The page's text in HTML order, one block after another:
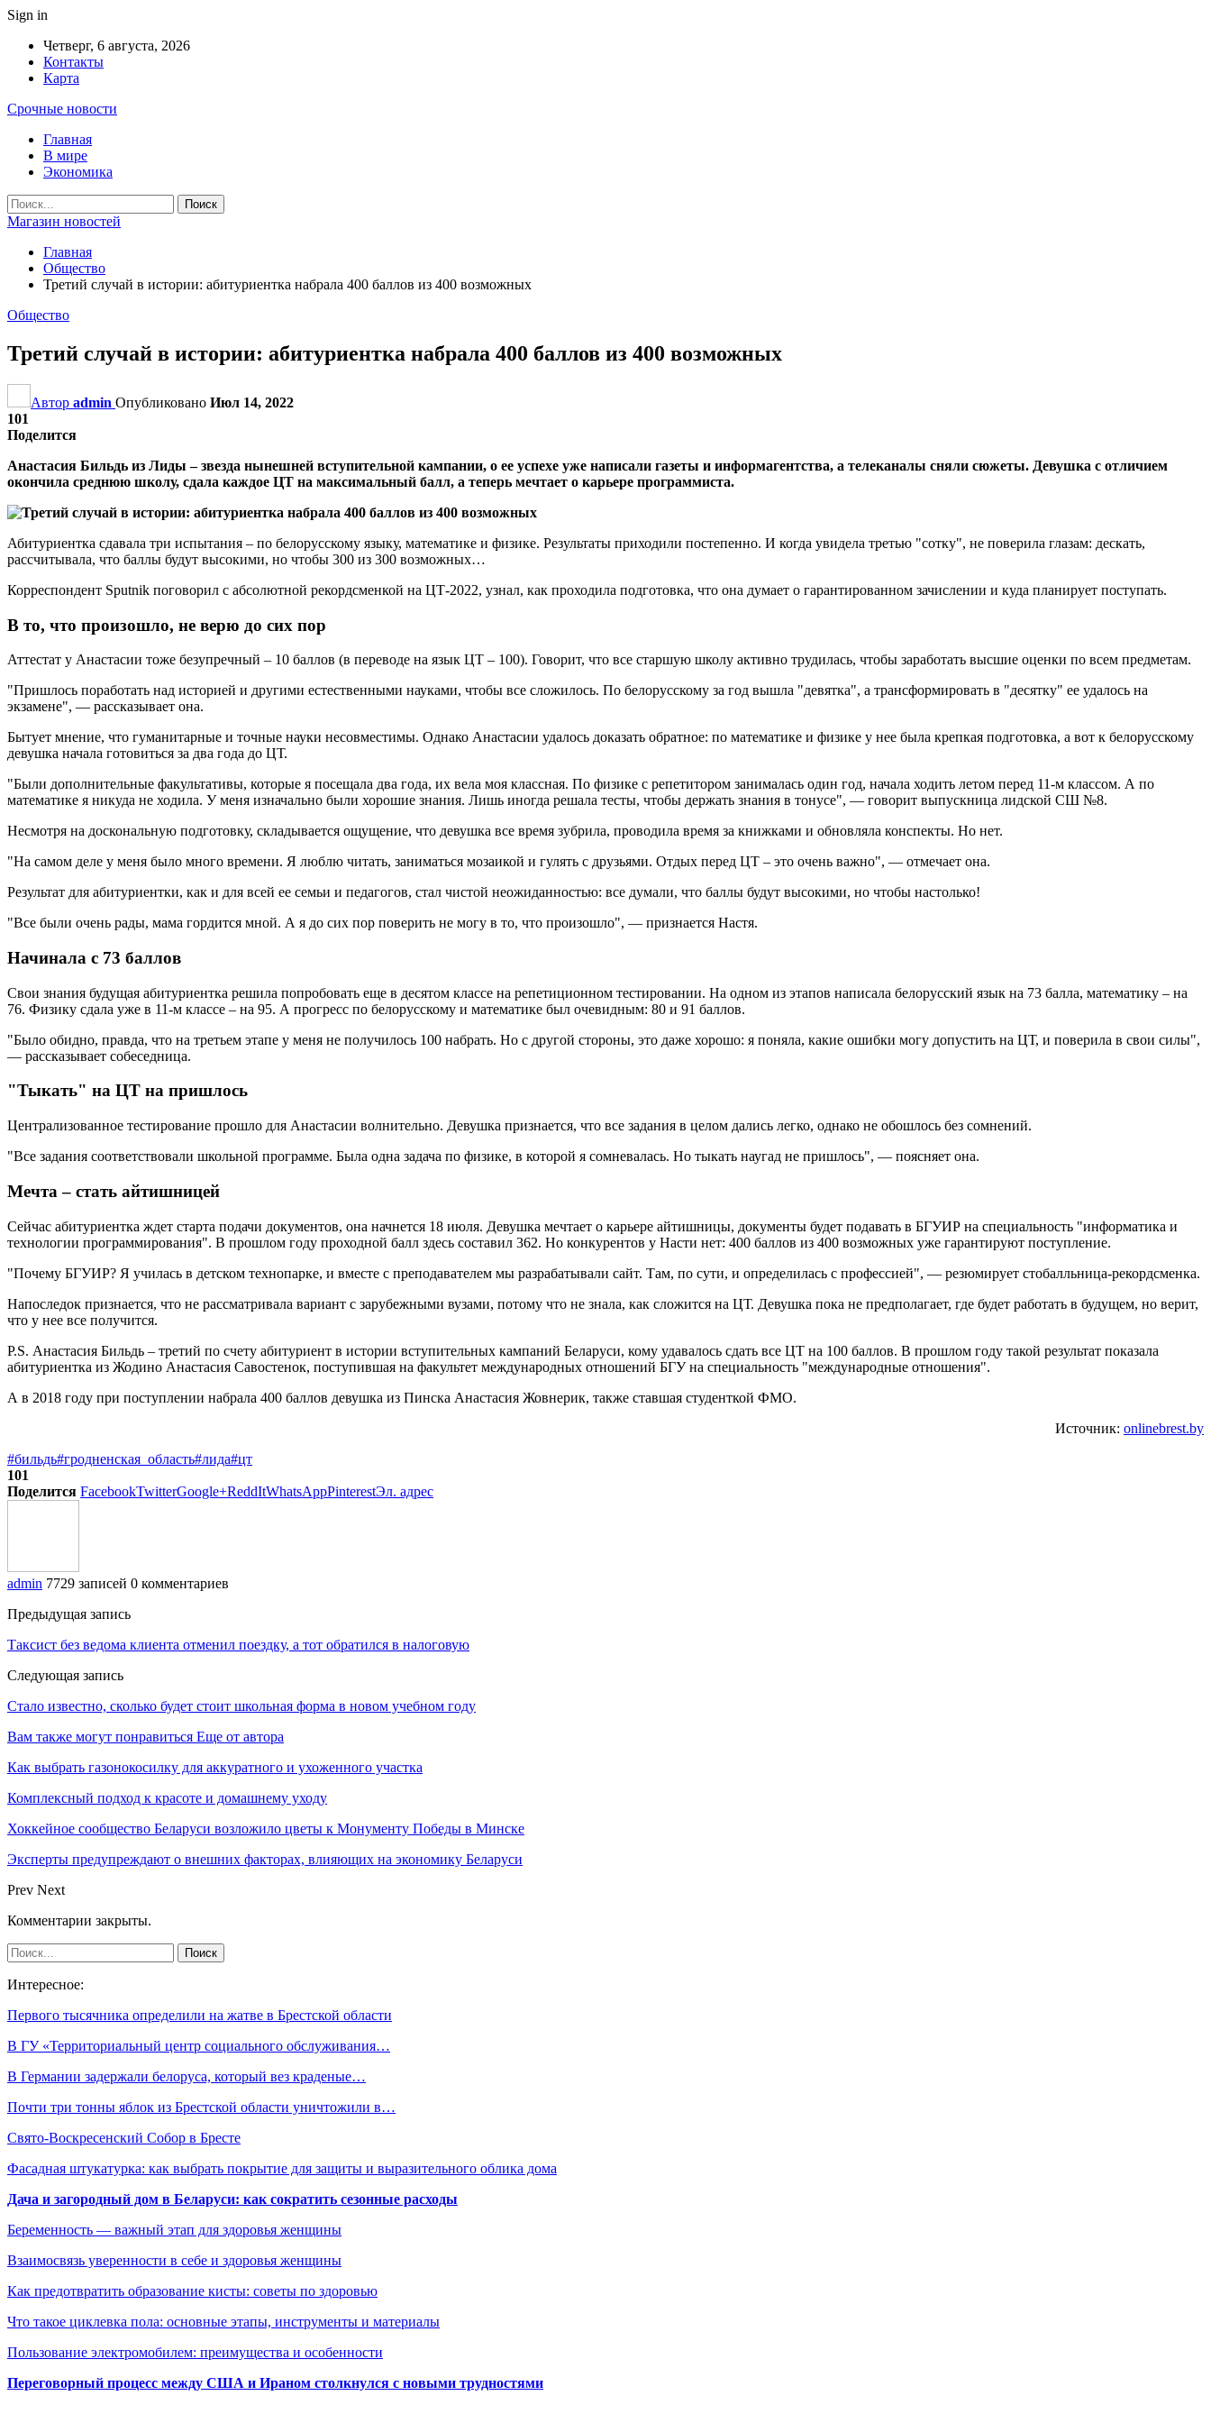
Sign in
Четверг, 6 августа, 2026
Контакты
Карта
Срочные новости
Главная
В мире
Экономика
Магазин новостей
Главная
Общество
Третий случай в истории: абитуриентка набрала 400 баллов из 400 возможных
Общество
Третий случай в истории: абитуриентка набрала 400 баллов из 400 возможных
Автор admin Опубликовано Июл 14, 2022
101
Поделится
Анастасия Бильдь из Лиды – звезда нынешней вступительной кампании, о ее успехе уже написали газеты и информагентства, а телеканалы сняли сюжеты. Девушка с отличием
окончила среднюю школу, сдала каждое ЦТ на максимальный балл, а теперь мечтает о карьере программиста.
Абитуриентка сдавала три испытания – по белорусскому языку, математике и физике. Результаты приходили постепенно. И когда увидела третью "сотку", не поверила глазам: дескать,
рассчитывала, что баллы будут высокими, но чтобы 300 из 300 возможных…
Корреспондент Sputnik поговорил с абсолютной рекордсменкой на ЦТ-2022, узнал, как проходила подготовка, что она думает о гарантированном зачислении и куда планирует поступать.
В то, что произошло, не верю до сих пор
Аттестат у Анастасии тоже безупречный – 10 баллов (в переводе на язык ЦТ – 100). Говорит, что все старшую школу активно трудилась, чтобы заработать высшие оценки по всем предметам.
"Пришлось поработать над историей и другими естественными науками, чтобы все сложилось. По белорусскому за год вышла "девятка", а трансформировать в "десятку" ее удалось на
экзамене", — рассказывает она.
Бытует мнение, что гуманитарные и точные науки несовместимы. Однако Анастасии удалось доказать обратное: по математике и физике у нее была крепкая подготовка, а вот к белорусскому
девушка начала готовиться за два года до ЦТ.
"Были дополнительные факультативы, которые я посещала два года, их вела моя классная. По физике с репетитором занималась один год, начала ходить летом перед 11-м классом. А по
математике я никуда не ходила. У меня изначально были хорошие знания. Лишь иногда решала тесты, чтобы держать знания в тонусе", — говорит выпускница лидской СШ №8.
Несмотря на доскональную подготовку, складывается ощущение, что девушка все время зубрила, проводила время за книжками и обновляла конспекты. Но нет.
"На самом деле у меня было много времени. Я люблю читать, заниматься мозаикой и гулять с друзьями. Отдых перед ЦТ – это очень важно", — отмечает она.
Результат для абитуриентки, как и для всей ее семьи и педагогов, стал чистой неожиданностью: все думали, что баллы будут высокими, но чтобы настолько!
"Все были очень рады, мама гордится мной. А я до сих пор поверить не могу в то, что произошло", — признается Настя.
Начинала с 73 баллов
Свои знания будущая абитуриентка решила попробовать еще в десятом классе на репетиционном тестировании. На одном из этапов написала белорусский язык на 73 балла, математику – на
76. Физику сдала уже в 11-м классе – на 95. А прогресс по белорусскому и математике был очевидным: 80 и 91 баллов.
"Было обидно, правда, что на третьем этапе у меня не получилось 100 набрать. Но с другой стороны, это даже хорошо: я поняла, какие ошибки могу допустить на ЦТ, и поверила в свои силы",
— рассказывает собеседница.
"Тыкать" на ЦТ на пришлось
Централизованное тестирование прошло для Анастасии волнительно. Девушка признается, что все задания в целом дались легко, однако не обошлось без сомнений.
"Все задания соответствовали школьной программе. Была одна задача по физике, в которой я сомневалась. Но тыкать наугад не пришлось", — поясняет она.
Мечта – стать айтишницей
Сейчас абитуриентка ждет старта подачи документов, она начнется 18 июля. Девушка мечтает о карьере айтишницы, документы будет подавать в БГУИР на специальность "информатика и
технологии программирования". В прошлом году проходной балл здесь составил 362. Но конкурентов у Насти нет: 400 баллов из 400 возможных уже гарантируют поступление.
"Почему БГУИР? Я училась в детском технопарке, и вместе с преподавателем мы разрабатывали сайт. Там, по сути, и определилась с профессией", — резюмирует стобалльница-рекордсменка.
Напоследок признается, что не рассматривала вариант с зарубежными вузами, потому что не знала, как сложится на ЦТ. Девушка пока не предполагает, где будет работать в будущем, но верит,
что у нее все получится.
P.S. Анастасия Бильдь – третий по счету абитуриент в истории вступительных кампаний Беларуси, кому удавалось сдать все ЦТ на 100 баллов. В прошлом году такой результат показала
абитуриентка из Жодино Анастасия Савостенок, поступившая на факультет международных отношений БГУ на специальность "международные отношения".
А в 2018 году при поступлении набрала 400 баллов девушка из Пинска Анастасия Жовнерик, также ставшая студенткой ФМО.
Источник: onlinebrest.by
#бильдь#гродненская_область#лида#цт
101
Поделится FacebookTwitterGoogle+ReddItWhatsAppPinterestЭл. адрес
admin 7729 записей 0 комментариев
Предыдущая запись
Таксист без ведома клиента отменил поездку, а тот обратился в налоговую
Следующая запись
Стало известно, сколько будет стоит школьная форма в новом учебном году
Вам также могут понравиться Еще от автора
Как выбрать газонокосилку для аккуратного и ухоженного участка
Комплексный подход к красоте и домашнему уходу
Хоккейное сообщество Беларуси возложило цветы к Монументу Победы в Минске
Эксперты предупреждают о внешних факторах, влияющих на экономику Беларуси
Prev Next
Комментарии закрыты.
Интересное:
Первого тысячника определили на жатве в Брестской области
В ГУ «Территориальный центр социального обслуживания…
В Германии задержали белоруса, который вез краденые…
Почти три тонны яблок из Брестской области уничтожили в…
Свято-Воскресенский Собор в Бресте
Фасадная штукатурка: как выбрать покрытие для защиты и выразительного облика дома
Дача и загородный дом в Беларуси: как сократить сезонные расходы
Беременность — важный этап для здоровья женщины
Взаимосвязь уверенности в себе и здоровья женщины
Как предотвратить образование кисты: советы по здоровью
Что такое циклевка пола: основные этапы, инструменты и материалы
Пользование электромобилем: преимущества и особенности
Переговорный процесс между США и Ираном столкнулся с новыми трудностями